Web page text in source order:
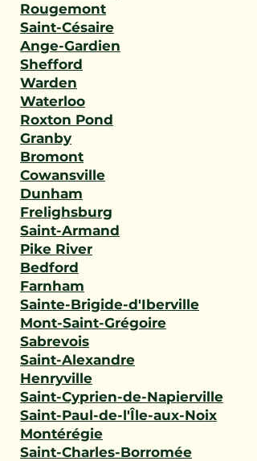
Rougemont
Saint-Césaire
Ange-Gardien
Shefford
Warden
Waterloo
Roxton Pond
Granby
Bromont
Cowansville
Dunham
Frelighsburg
Saint-Armand
Pike River
Bedford
Farnham
Sainte-Brigide-d'Iberville
Mont-Saint-Grégoire
Sabrevois
Saint-Alexandre
Henryville
Saint-Cyprien-de-Napierville
Saint-Paul-de-l'Île-aux-Noix
Montérégie
Saint-Charles-Borromée